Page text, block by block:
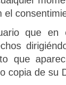
el
que en
que
copia de su